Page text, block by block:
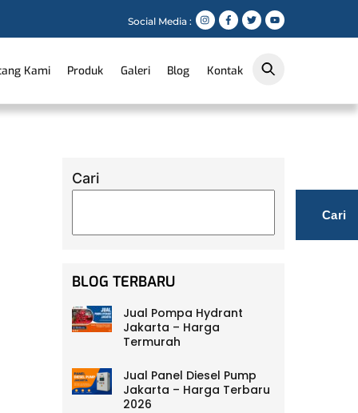
Social Media :
Kami Produk Galeri Blog Kontak
Cari
Cari
BLOG TERBARU
Jual Pompa Hydrant
Jakarta – Harga
Termurah
Jual Panel Diesel Pump
Jakarta – Harga Terbaru
2026